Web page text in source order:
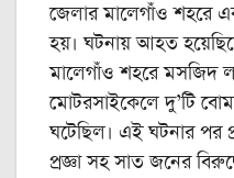
জেলার মালেগাঁও শহরে
হয়। ঘটনায় আহত
মালেগাঁও শহরে মসজিদ
মোটরসাইকেলে দু’টি
ঘটেছিল। এই ঘটনার পর
প্রজ্ঞা সহ সাত জনের